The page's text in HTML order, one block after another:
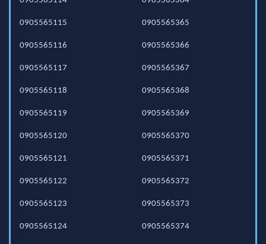
0905565115
0905565116
0905565117
0905565118
0905565119
0905565120
0905565121
0905565122
0905565123
0905565124
0905565365
0905565366
0905565367
0905565368
0905565369
0905565370
0905565371
0905565372
0905565373
0905565374